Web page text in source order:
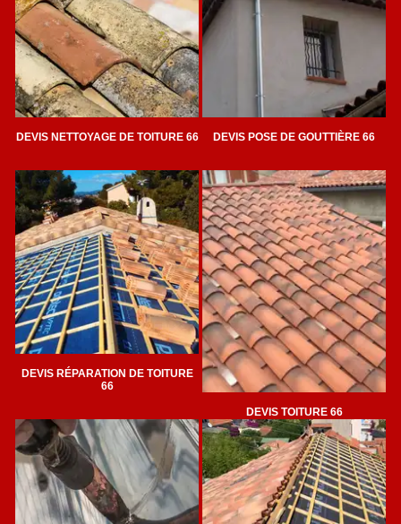
DEVIS NETTOYAGE DE TOITURE 66 DEVIS POSE DE GOUTTIÈRE 66
DEVIS RÉPARATION DE TOITURE
66
DEVIS TOITURE 66